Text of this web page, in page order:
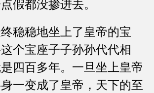
假都没掺进去。
稳地坐上了皇帝的宝
个宝座子子孙孙代代相
四百多年。一旦坐上皇帝
一变成了皇帝，天下的至